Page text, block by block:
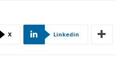
X Linkedin